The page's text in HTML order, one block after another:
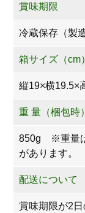
賞味期限
冷蔵保存（製
箱サイズ（cm）
縦19×横19.5×
重 量（梱包時）
850g ※重量は
があります。
配送について
賞味期限が2